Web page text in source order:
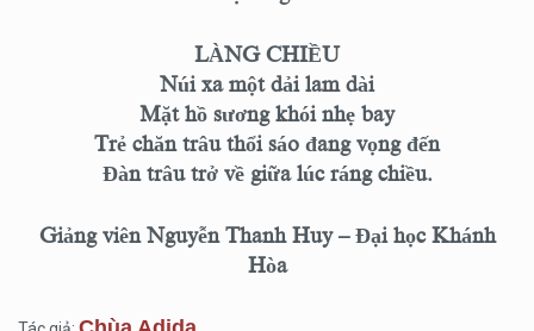
LÀNG CHIỀU
Núi xa một dải lam dài
Mặt hồ sương khói nhẹ bay
Trẻ chăn trâu thổi sáo đang vọng đến
Đàn trâu trở về giữa lúc ráng chiều.
Giảng viên Nguyễn Thanh Huy – Đại học Khánh
Hòa